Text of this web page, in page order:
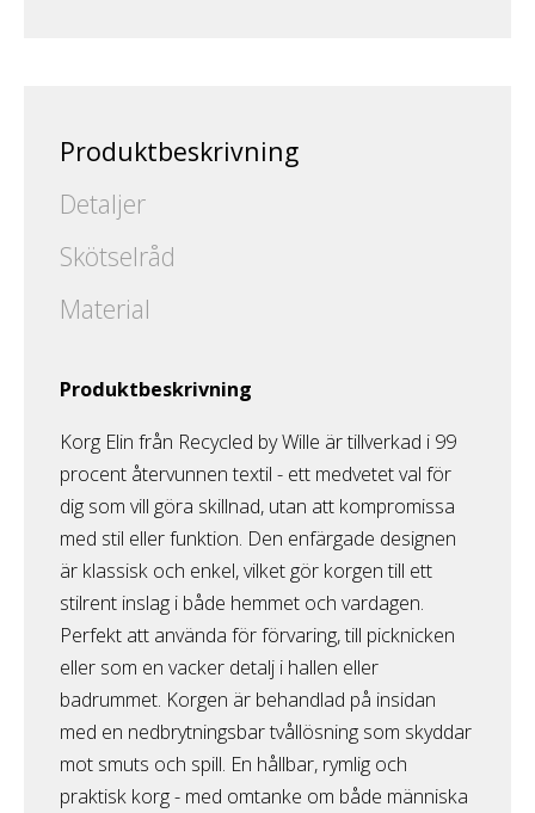
Produktbeskrivning
Detaljer
Skötselråd
Material
Produktbeskrivning
Korg Elin från Recycled by Wille är tillverkad i 99
procent återvunnen textil - ett medvetet val för
dig som vill göra skillnad, utan att kompromissa
med stil eller funktion. Den enfärgade designen
är klassisk och enkel, vilket gör korgen till ett
stilrent inslag i både hemmet och vardagen.
Perfekt att använda för förvaring, till picknicken
eller som en vacker detalj i hallen eller
badrummet. Korgen är behandlad på insidan
med en nedbrytningsbar tvållösning som skyddar
mot smuts och spill. En hållbar, rymlig och
praktisk korg - med omtanke om både människa